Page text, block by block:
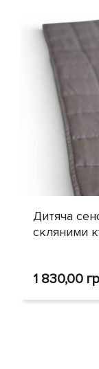
Дитяча
скляними
1 830,00